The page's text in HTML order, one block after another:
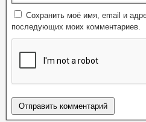
Сохранить моё имя, email и
последующих моих комментариев.